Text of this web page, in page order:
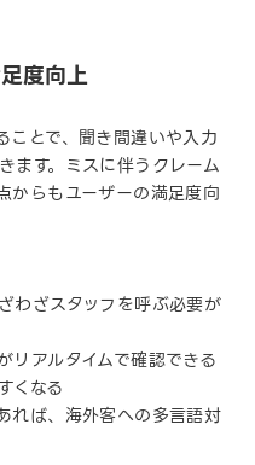
度向上
ことで、聞き間違いや入力
ます。ミスに伴うクレーム
からもユーザーの満足度向
わざスタッフを呼ぶ必要が
リアルタイムで確認できる
くなる
れば、海外客への多言語対